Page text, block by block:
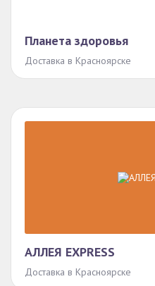
Планета здоровья
Доставка в Красноярске
АЛЛЕЯ EXPRESS
Доставка в Красноярске